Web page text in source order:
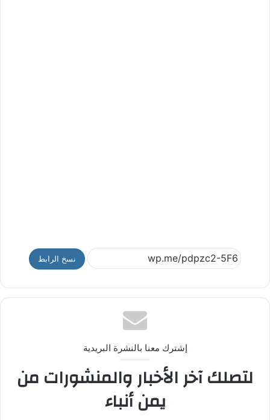
نسخ الرابط
إشترك معنا بالنشرة البريدية
لتصلك آخر الأخبار والمنشورات من
يمن أنباء